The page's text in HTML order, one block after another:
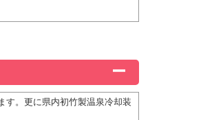
す。更に県内初竹製温泉冷却装